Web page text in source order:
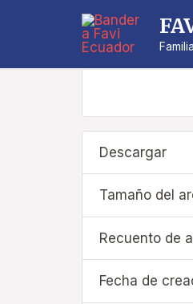
1. Fe en
Descargar
Tamaño del
Recuento de
Fecha de